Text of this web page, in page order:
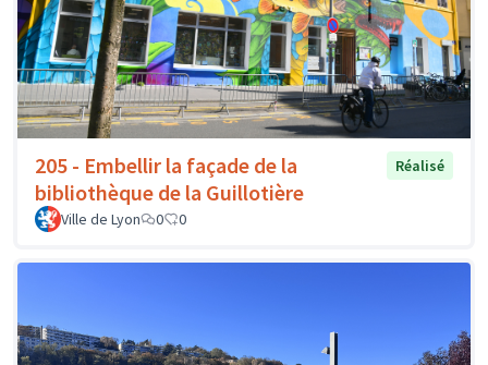
205 - Embellir la façade de la
bibliothèque de la Guillotière
Réalisé
Ville de Lyon 0 0